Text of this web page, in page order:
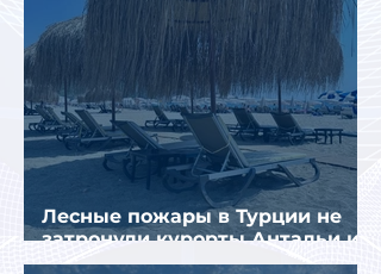
Лесные пожары в Турции не
затронули курорты Антальи и
Муглы